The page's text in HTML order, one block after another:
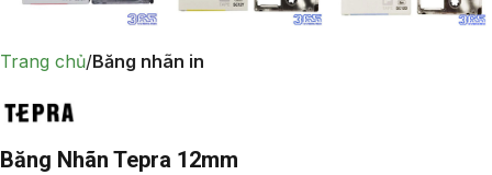
Trang chủ Băng nhãn in
Băng Nhãn Tepra 12mm